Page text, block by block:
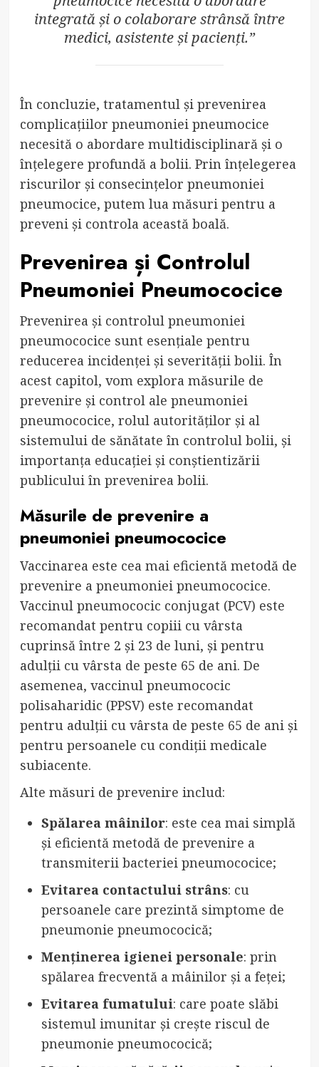
integrată și o colaborare strânsă între
medici, asistente și pacienți.”
În concluzie, tratamentul și prevenirea
complicațiilor pneumoniei pneumocice
necesită o abordare multidisciplinară și o
înțelegere profundă a bolii. Prin înțelegerea
riscurilor și consecințelor pneumoniei
pneumocice, putem lua măsuri pentru a
preveni și controla această boală.
Prevenirea și Controlul
Pneumoniei Pneumococice
Prevenirea și controlul pneumoniei
pneumococice sunt esențiale pentru
reducerea incidenței și severității bolii. În
acest capitol, vom explora măsurile de
prevenire și control ale pneumoniei
pneumococice, rolul autorităților și al
sistemului de sănătate în controlul bolii, și
importanța educației și conștientizării
publicului în prevenirea bolii.
Măsurile de prevenire a
pneumoniei pneumococice
Vaccinarea este cea mai eficientă metodă de
prevenire a pneumoniei pneumococice.
Vaccinul pneumococic conjugat (PCV) este
recomandat pentru copiii cu vârsta
cuprinsă între 2 și 23 de luni, și pentru
adulții cu vârsta de peste 65 de ani. De
asemenea, vaccinul pneumococic
polisaharidic (PPSV) este recomandat
pentru adulții cu vârsta de peste 65 de ani și
pentru persoanele cu condiții medicale
subiacente.
Alte măsuri de prevenire includ:
Spălarea mâinilor: este cea mai simplă
și eficientă metodă de prevenire a
transmiterii bacteriei pneumococice;
Evitarea contactului strâns: cu
persoanele care prezintă simptome de
pneumonie pneumococică;
Menținerea igienei personale: prin
spălarea frecventă a mâinilor și a feței;
Evitarea fumatului: care poate slăbi
sistemul imunitar și crește riscul de
pneumonie pneumococică;